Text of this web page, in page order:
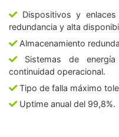
Dispositivos y enlaces
redundancia y alta
Almacenamiento
Sistemas de energía
continuidad operacional.
Tipo de falla máximo
Uptime anual del 99,8%.